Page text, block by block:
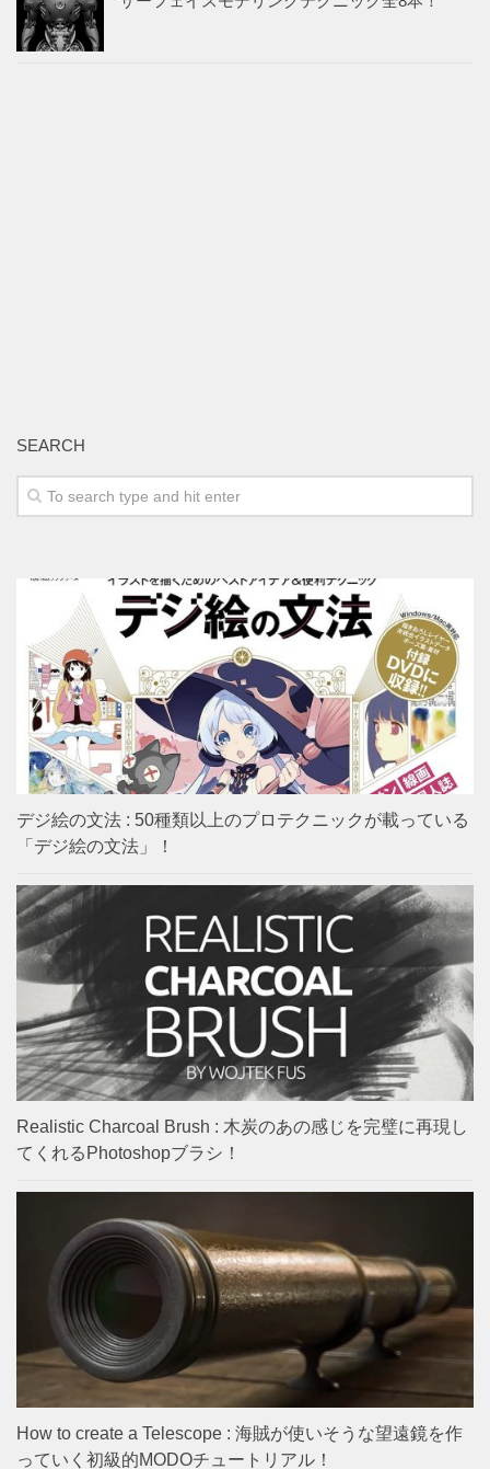
SEARCH
デジ絵の文法 : 50種類以上のプロテクニックが載っている
「デジ絵の文法」！
Realistic Charcoal Brush : 木炭のあの感じを完璧に再現し
てくれるPhotoshopブラシ！
How to create a Telescope : 海賊が使いそうな望遠鏡を作
っていく初級的MODOチュートリアル！